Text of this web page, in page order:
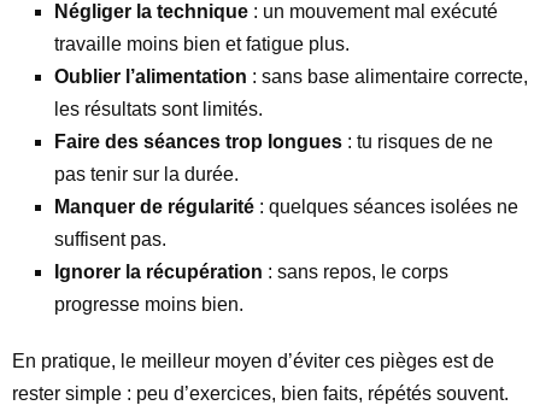
Négliger la technique : un mouvement mal exécuté
travaille moins bien et fatigue plus.
Oublier l’alimentation : sans base alimentaire correcte,
les résultats sont limités.
Faire des séances trop longues : tu risques de ne
pas tenir sur la durée.
Manquer de régularité : quelques séances isolées ne
suffisent pas.
Ignorer la récupération : sans repos, le corps
progresse moins bien.
En pratique, le meilleur moyen d’éviter ces pièges est de
rester simple : peu d’exercices, bien faits, répétés souvent.